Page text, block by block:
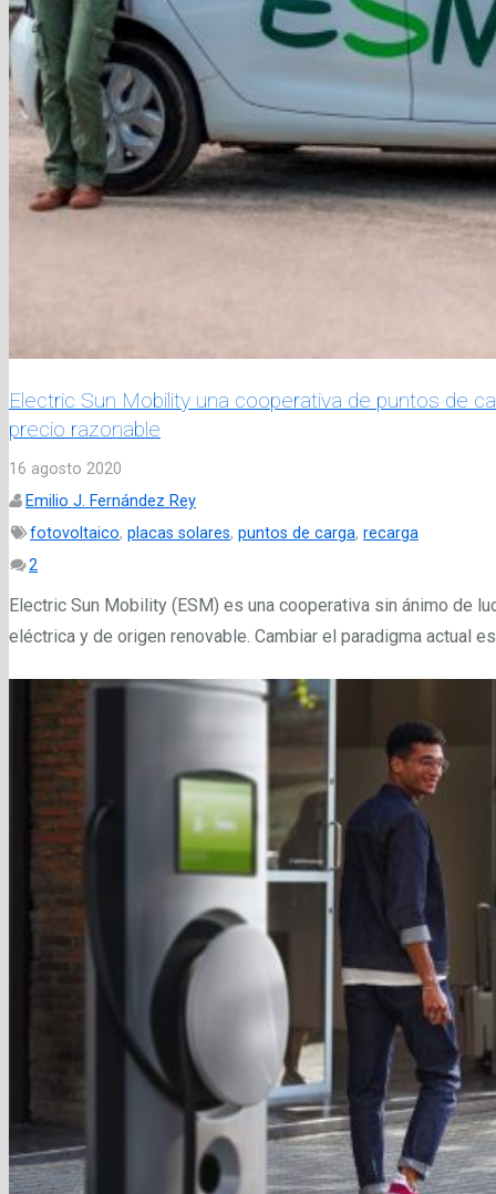
Electric Sun Mobility una cooperativa de puntos de
precio razonable
16 agosto 2020
Emilio J. Fernández Rey
fotovoltaico, placas solares, puntos de carga, recarga
2
Electric Sun Mobility (ESM) es una cooperativa sin ánimo de
eléctrica y de origen renovable. Cambiar el paradigma actual